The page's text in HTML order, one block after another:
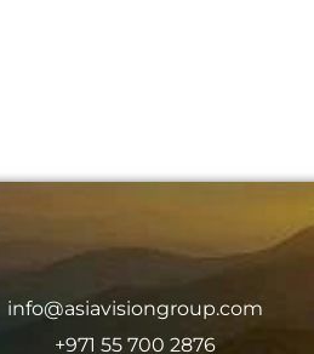
info@asiavisiongroup.com
+971 55 700 2876